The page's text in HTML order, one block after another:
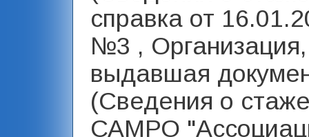
справка от
№3 , Организация,
выдавшая
(Сведения о
САМРО